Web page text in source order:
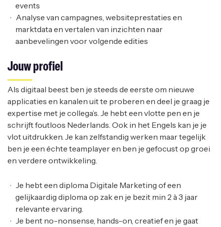
events
Analyse van campagnes, websiteprestaties en
marktdata en vertalen van inzichten naar
aanbevelingen voor volgende edities
Jouw profiel
Als digitaal beest ben je steeds de eerste om nieuwe
applicaties en kanalen uit te proberen en deel je graag je
expertise met je collega’s. Je hebt een vlotte pen en je
schrijft foutloos Nederlands. Ook in het Engels kan je je
vlot uitdrukken. Je kan zelfstandig werken maar tegelijk
ben je een échte teamplayer en ben je gefocust op groei
en verdere ontwikkeling.
Je hebt een diploma Digitale Marketing of een
gelijkaardig diploma op zak en je bezit min 2 à 3 jaar
relevante ervaring.
Je bent no-nonsense, hands-on, creatief en je gaat